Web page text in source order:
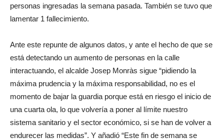
personas ingresadas la semana pasada. También se tuvo que
lamentar 1 fallecimiento.
Ante este repunte de algunos datos, y ante el hecho de que se
está detectando un aumento de personas en la calle
interactuando, el alcalde Josep Monràs sigue “pidiendo la
máxima prudencia y la máxima responsabilidad, no es el
momento de bajar la guardia porque está en riesgo el inicio de
una cuarta ola, lo que volvería a poner al límite nuestro
sistema sanitario y el sector económico, si se han de volver a
endurecer las medidas”. Y añadió “Este fin de semana se